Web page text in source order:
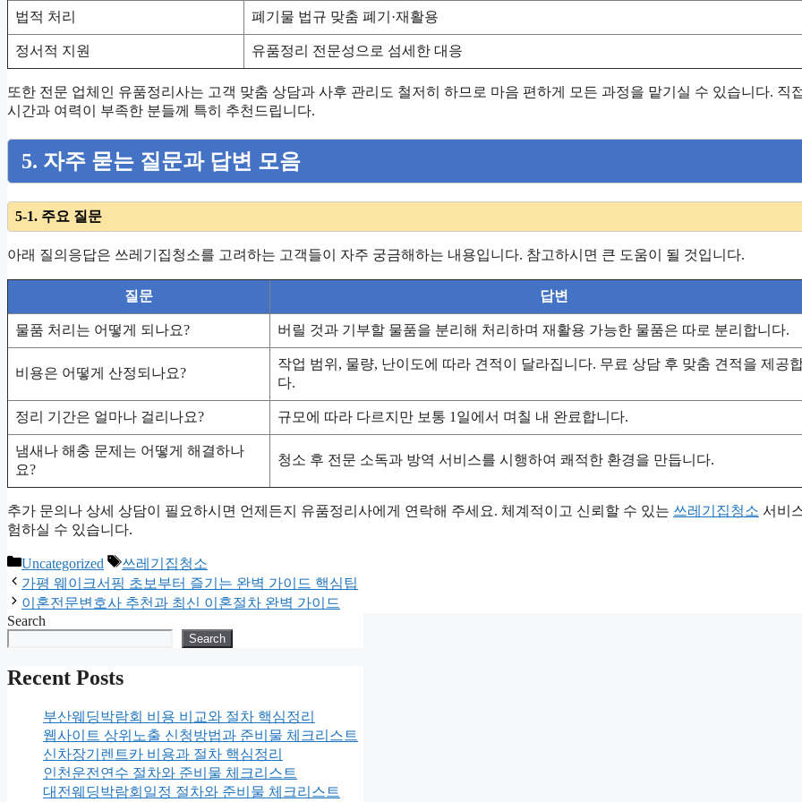
법적 처리 폐기물 법규 맞춤 폐기·재활용
정서적 지원 유품정리 전문성으로 섬세한 대응
또한 전문 업체인 유품정리사는 고객 맞춤 상담과 사후 관리도 철저히 하므로 마음 편하게 모든 과정을 맡기실 수 있습니다. 직
시간과 여력이 부족한 분들께 특히 추천드립니다.
5. 자주 묻는 질문과 답변 모음
5-1. 주요 질문
아래 질의응답은 쓰레기집청소를 고려하는 고객들이 자주 궁금해하는 내용입니다. 참고하시면 큰 도움이 될 것입니다.
질문 답변
물품 처리는 어떻게 되나요? 버릴 것과 기부할 물품을 분리해 처리하며 재활용 가능한 물품은 따로 분리합니다.
비용은 어떻게 산정되나요?
작업 범위, 물량, 난이도에 따라 견적이 달라집니다. 무료 상담 후 맞춤 견적을 제공
다.
정리 기간은 얼마나 걸리나요? 규모에 따라 다르지만 보통 1일에서 며칠 내 완료합니다.
냄새나 해충 문제는 어떻게 해결하나
요?
청소 후 전문 소독과 방역 서비스를 시행하여 쾌적한 환경을 만듭니다.
추가 문의나 상세 상담이 필요하시면 언제든지 유품정리사에게 연락해 주세요. 체계적이고 신뢰할 수 있는 쓰레기집청소 서비
험하실 수 있습니다.
Categories
Uncategorized Tags
쓰레기집청소
가평 웨이크서핑 초보부터 즐기는 완벽 가이드 핵심팁
이혼전문변호사 추천과 최신 이혼절차 완벽 가이드
Search
Search
Recent Posts
부산웨딩박람회 비용 비교와 절차 핵심정리
웹사이트 상위노출 신청방법과 준비물 체크리스트
신차장기렌트카 비용과 절차 핵심정리
인천운전연수 절차와 준비물 체크리스트
대전웨딩박람회일정 절차와 준비물 체크리스트